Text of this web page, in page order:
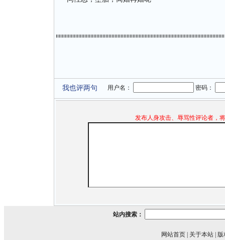
我也评两句 用户名： 密码：
发布人身攻击、辱骂性评论者，
站内搜索：
网站首页 关于本站 版